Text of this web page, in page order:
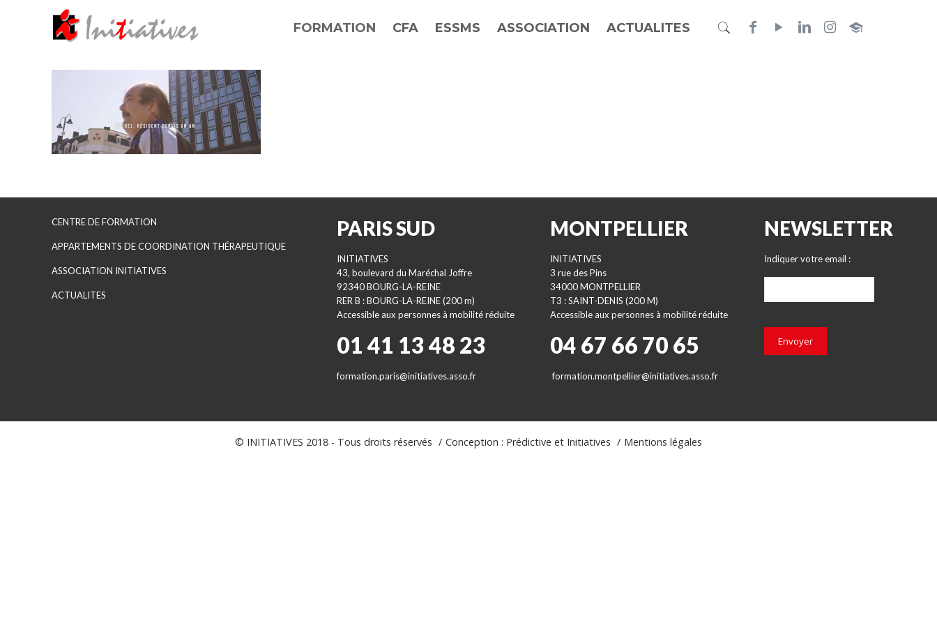
FORMATION CFA ESSMS ASSOCIATION ACTUALITES
CENTRE DE FORMATION
APPARTEMENTS DE COORDINATION THÉRAPEUTIQUE
ASSOCIATION INITIATIVES
ACTUALITES
PARIS SUD
INITIATIVES
43, boulevard du Maréchal Joffre
92340 BOURG-LA-REINE
RER B : BOURG-LA-REINE (200 m)
Accessible aux personnes à mobilité réduite
01 41 13 48 23
formation.paris@initiatives.asso.fr
MONTPELLIER
INITIATIVES
3 rue des Pins
34000 MONTPELLIER
T3 : SAINT-DENIS (200 M)
Accessible aux personnes à mobilité réduite
04 67 66 70 65
formation.montpellier@initiatives.asso.fr
NEWSLETTER
Indiquer votre email :
Envoyer
© INITIATIVES 2018 - Tous droits réservés Conception : Prédictive et Initiatives Mentions légales